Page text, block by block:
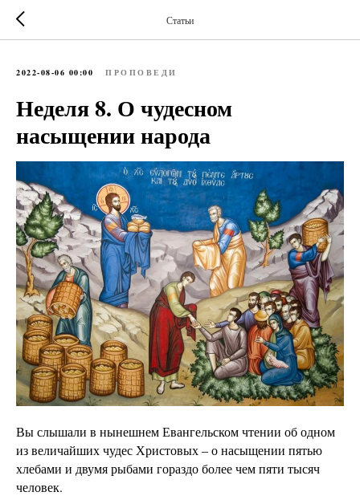
Статьи
2022-08-06 00:00 ПРОПОВЕДИ
Неделя 8. О чудесном
насыщении народа
Вы слышали в нынешнем Евангельском чтении об одном
из величайших чудес Христовых – о насыщении пятью
хлебами и двумя рыбами гораздо более чем пяти тысяч
человек.